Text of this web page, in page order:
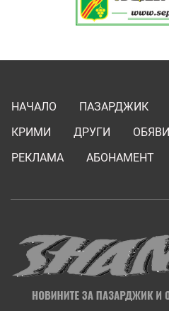
НАЧАЛО ПАЗАРДЖИК
КРИМИ
ДРУГИ ОБЯВИ
РЕКЛАМА
АБОНАМЕНТ